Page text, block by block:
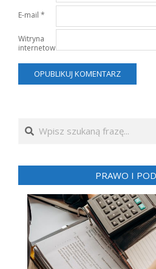
E-mail *
Witryna
internetowa
Search
PRAWO I